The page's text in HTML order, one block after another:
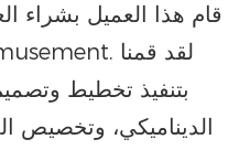
قام هذا العميل بشراء
بتنفيذ تخطيط
الديناميكي، وتخصيص